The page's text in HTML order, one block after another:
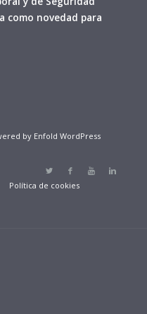
como novedad para
by Enfold WordPress
Política de cookies